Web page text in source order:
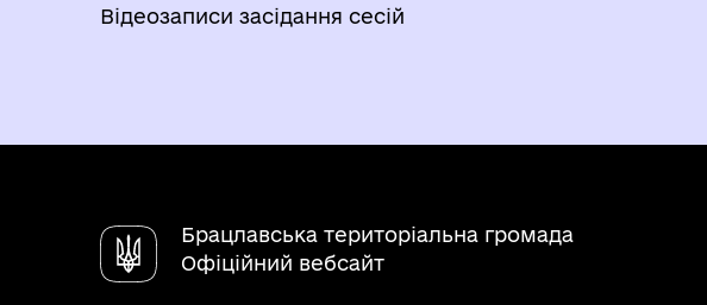
Відеозаписи засідання сесій
Брацлавська територіальна громада
Офіційний вебсайт